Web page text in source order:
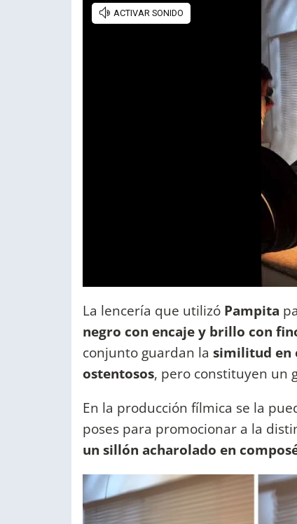
La lencería que utilizó Pampita
negro con encaje y brillo con
conjunto guardan la similitud en
ostentosos, pero constituyen un
En la producción fílmica se la
poses para promocionar a la
un sillón acharolado en